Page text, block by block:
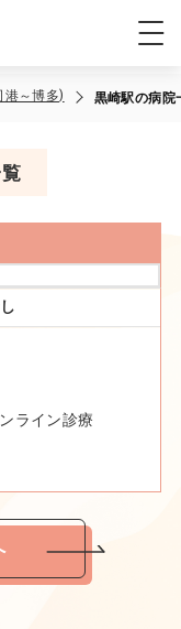
港～博多) 黒崎駅の病院
ライン診療